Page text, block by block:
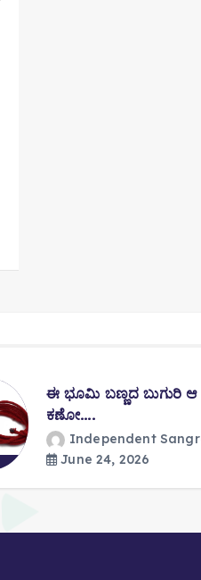
ಈ ಭೂಮಿ ಬಣ್ಣದ ಬುಗುರಿ ಆ
ಕಣೋ….
Independent
June 24, 2026